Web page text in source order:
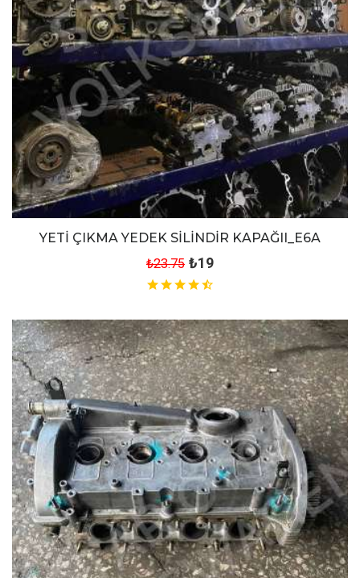
YETİ ÇIKMA YEDEK SİLİNDİR KAPAĞII_E6A
₺23.75 ₺19